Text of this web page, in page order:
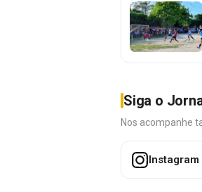
Siga o
Nos acompanhe
Instagram